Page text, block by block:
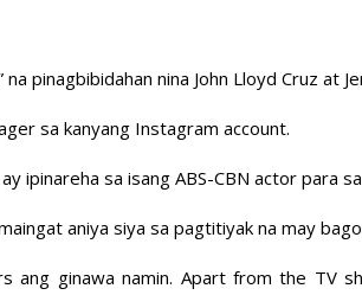
pinagbibidahan nina John Lloyd Cruz at
sa kanyang Instagram account.
ipinareha sa isang ABS-CBN actor para
aniya siya sa pagtitiyak na may
ang ginawa namin. Apart from the